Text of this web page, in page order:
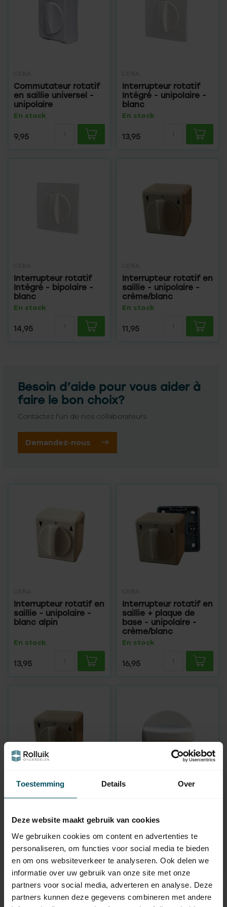
Toestemming Details Over
Deze website maakt gebruik van cookies
We gebruiken cookies om content en advertenties te
personaliseren, om functies voor social media te bieden
en om ons websiteverkeer te analyseren. Ook delen we
informatie over uw gebruik van onze site met onze
partners voor social media, adverteren en analyse. Deze
partners kunnen deze gegevens combineren met andere
GEBA
Commutateur rotatif
en saillie universel -
unipolaire
En stock
9,95
GEBA
Interrupteur rotatif
Intégré - unipolaire -
blanc
En stock
13,95
GEBA
Interrupteur rotatif
Intégré - bipolaire -
blanc
En stock
14,95
GEBA
Interrupteur rotatif en
saillie - unipolaire -
crème/blanc
En stock
11,95
Besoin d’aide pour vous aider à
faire le bon choix?
Contactez l'un de nos collaborateurs
Demandez-nous
GEBA
Interrupteur rotatif en
saillie - unipolaire -
blanc alpin
En stock
13,95
GEBA
Interrupteur rotatif en
saillie + plaque de
base - unipolaire -
crème/blanc
En stock
16,95
crème/blanc
16,95
interrupteur de volet
roulant - blanc alpina
4,95